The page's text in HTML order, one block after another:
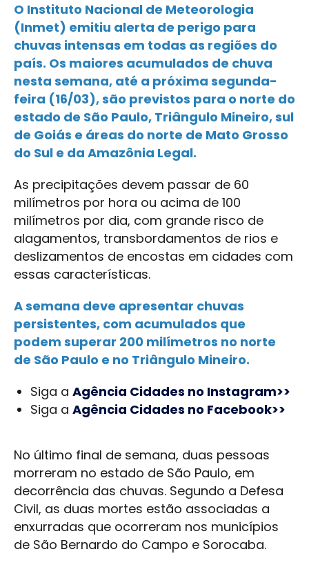
O Instituto Nacional de Meteorologia
(Inmet) emitiu alerta de perigo para
chuvas intensas em todas as regiões do
país. Os maiores acumulados de chuva
nesta semana, até a próxima segunda-
feira (16/03), são previstos para o norte do
estado de São Paulo, Triângulo Mineiro, sul
de Goiás e áreas do norte de Mato Grosso
do Sul e da Amazônia Legal.
As precipitações devem passar de 60
milímetros por hora ou acima de 100
milímetros por dia, com grande risco de
alagamentos, transbordamentos de rios e
deslizamentos de encostas em cidades com
essas características.
A semana deve apresentar chuvas
persistentes, com acumulados que
podem superar 200 milímetros no norte
de São Paulo e no Triângulo Mineiro.
Siga a Agência Cidades no Instagram>>
Siga a Agência Cidades no Facebook>>
No último final de semana, duas pessoas
morreram no estado de São Paulo, em
decorrência das chuvas. Segundo a Defesa
Civil, as duas mortes estão associadas a
enxurradas que ocorreram nos municípios
de São Bernardo do Campo e Sorocaba.